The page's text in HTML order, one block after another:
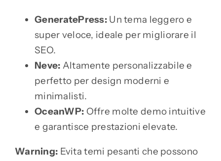
GeneratePress:Un tema leggero e
super veloce, ideale per migliorare il
SEO.
Neve: Altamente personalizzabile e
perfetto per design moderni e
minimalisti.
OceanWP: Offre molte demo intuitive
e garantisce prestazioni elevate.
Warning: Evita temi pesanti che possono